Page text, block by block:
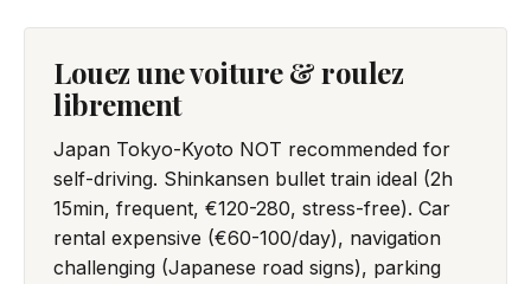
Louez une voiture & roulez
librement
Japan Tokyo-Kyoto NOT recommended for
self-driving. Shinkansen bullet train ideal (2h
15min, frequent, €120-280, stress-free). Car
rental expensive (€60-100/day), navigation
challenging (Japanese road signs), parking